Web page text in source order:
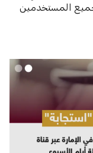
المستخدمين